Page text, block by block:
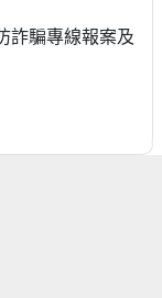
詐騙專線報案及